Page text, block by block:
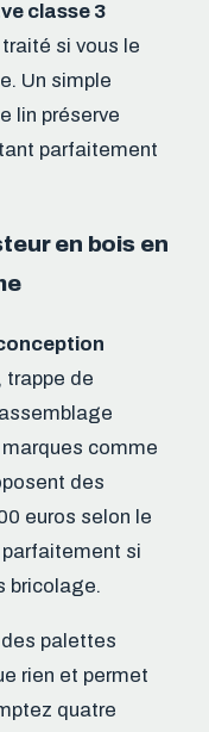
classe 3
si vous le
Un simple
lin préserve
parfaitement
en bois en
trappe de
comme
des
euros selon le
si
bricolage.
palettes
rien et permet
quatre